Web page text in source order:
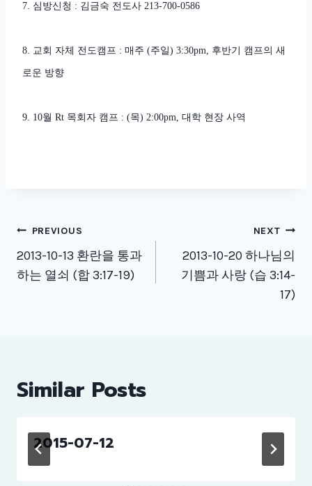
7. 심방신청 : 김금숙 전도사 213-700-0586
8. 교회 자체 전도캠프 : 매주 (주일) 3:30pm, 후반기 캠프의 새
로운 방향
9. 10월 Rt 목회자 캠프 : (목) 2:00pm, 대학 현장 사역
Post
navigation
PREVIOUS
2013-10-13 환란을 통과
하는 열쇠 (합 3:17-19)
NEXT
2013-10-20 하나님의
기쁨과 사랑 (습 3:14-
17)
Similar Posts
2015-07-12